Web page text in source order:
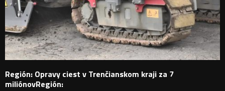
Región: Opravy ciest v Trenčianskom kraji za 7
miliónovRegión: